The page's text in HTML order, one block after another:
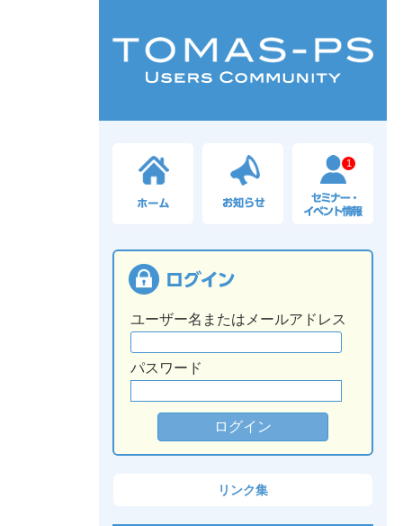
1
ユーザー名またはメールアドレス
パスワード
リンク集